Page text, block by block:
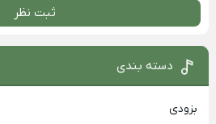
ثبت نظر
دسته بندی
بزودی